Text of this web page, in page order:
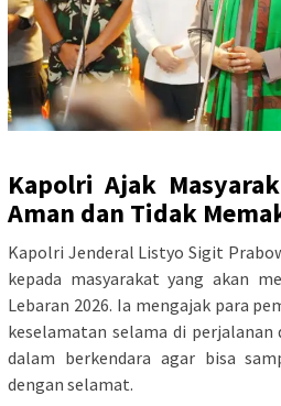
Kapolri Ajak
Aman dan Tidak
Kapolri Jenderal Listyo Sigit
kepada masyarakat yang akan
Lebaran 2026. Ia mengajak para
keselamatan selama di
dalam berkendara agar bisa
dengan selamat.